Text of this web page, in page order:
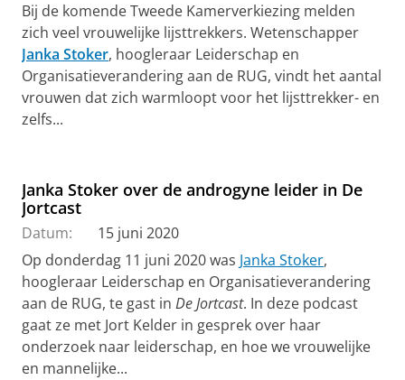
Bij de komende Tweede Kamerverkiezing melden
zich veel vrouwelijke lijsttrekkers. Wetenschapper
Janka Stoker, hoogleraar Leiderschap en
Organisatieverandering aan de RUG, vindt het aantal
vrouwen dat zich warmloopt voor het lijsttrekker- en
zelfs...
Janka Stoker over de androgyne leider in De
Jortcast
Datum:
15 juni 2020
Op donderdag 11 juni 2020 was Janka Stoker,
hoogleraar Leiderschap en Organisatieverandering
aan de RUG, te gast in De Jortcast. In deze podcast
gaat ze met Jort Kelder in gesprek over haar
onderzoek naar leiderschap, en hoe we vrouwelijke
en mannelijke...